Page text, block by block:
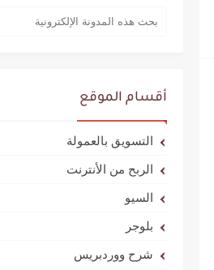
أقسام الموقع
التسويق بالعمولة
الربح من الأنترنت
السيو
بلوجر
شرح ووردبريس